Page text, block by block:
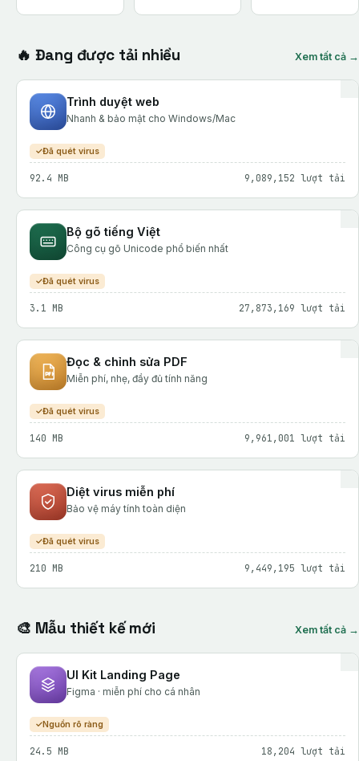
🔥 Đang được tải nhiều Xem tất cả →
Trình duyệt web
Nhanh & bảo mật cho Windows/Mac
Đã quét virus
92.4 MB 9,089,152 lượt tải
Bộ gõ tiếng Việt
Công cụ gõ Unicode phổ biến nhất
Đã quét virus
3.1 MB 27,873,169 lượt tải
Đọc & chỉnh sửa PDF
Miễn phí, nhẹ, đầy đủ tính năng
Đã quét virus
140 MB 9,961,001 lượt tải
Diệt virus miễn phí
Bảo vệ máy tính toàn diện
Đã quét virus
210 MB 9,449,195 lượt tải
🎨 Mẫu thiết kế mới Xem tất cả →
UI Kit Landing Page
Figma · miễn phí cho cá nhân
Nguồn rõ ràng
24.5 MB 18,204 lượt tải